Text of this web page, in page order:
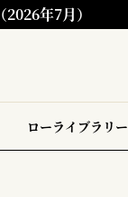
年7月）
ローライブラリー